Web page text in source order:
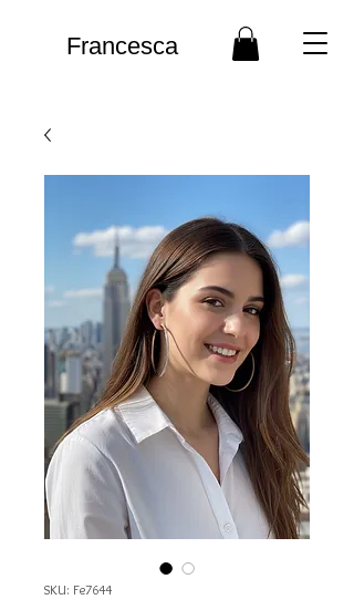
Francesca
SKU: Fe7644